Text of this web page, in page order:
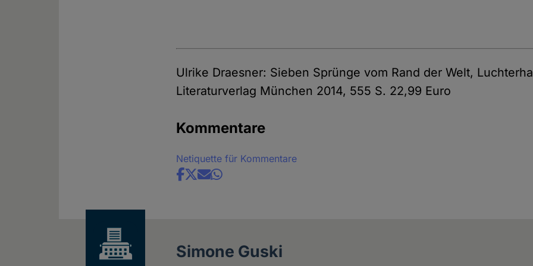
Ulrike Draesner: Sieben Sprünge vom Rand der Welt,
Literaturverlag München 2014, 555 S. 22,99 Euro
Kommentare
Netiquette für Kommentare
Share
Simone Guski